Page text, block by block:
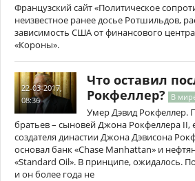
Французский сайт «Политическое
неизвестное ранее досье Ротшильдов,
зависимость США от финансового
«Короны».
22-03-2017,
08:36
Что оставил
Рокфеллер?
В
Умер Дэвид Рокфеллер.
братьев – сыновей Джона Рокфеллера II,
создателя династии Джона Дэвисона
основал банк «Chase Manhattan» и
«Standard Oil». В принципе, ожидалось.
и он более года не